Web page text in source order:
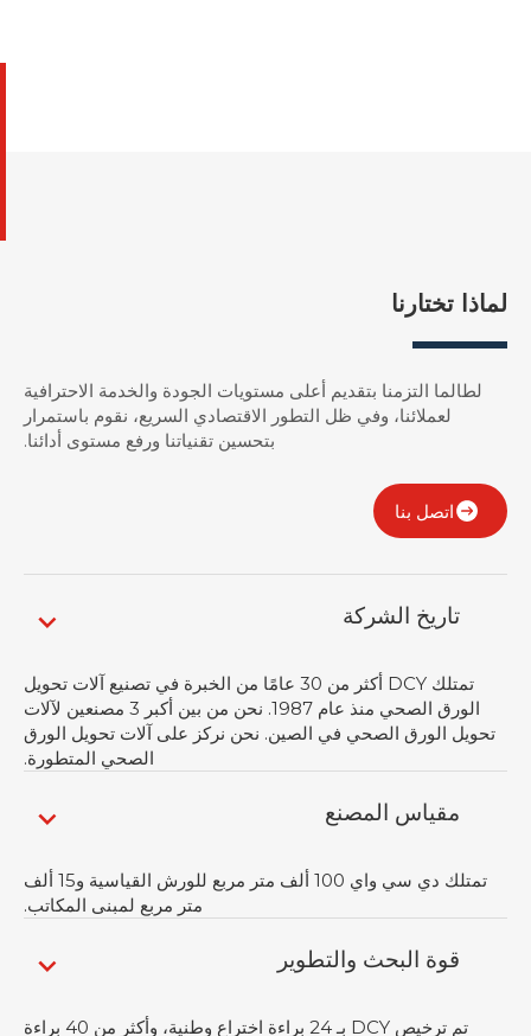
لماذا تختارنا
لطالما التزمنا بتقديم أعلى مستويات الجودة والخدمة الاحترافية
لعملائنا، وفي ظل التطور الاقتصادي السريع، نقوم باستمرار
بتحسين تقنياتنا ورفع مستوى أدائنا.
اتصل بنا
تاريخ الشركة
تمتلك DCY أكثر من 30 عامًا من الخبرة في تصنيع آلات تحويل
الورق الصحي منذ عام 1987. نحن من بين أكبر 3 مصنعين لآلات
تحويل الورق الصحي في الصين. نحن نركز على آلات تحويل الورق
الصحي المتطورة.
مقياس المصنع
تمتلك دي سي واي 100 ألف متر مربع للورش القياسية و15 ألف
متر مربع لمبنى المكاتب.
قوة البحث والتطوير
تم ترخيص DCY بـ 24 براءة اختراع وطنية، وأكثر من 40 براءة